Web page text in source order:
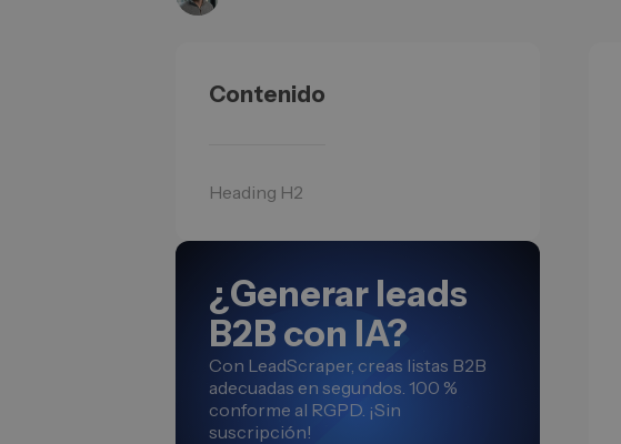
Contenido
Heading H2
¿Generar leads
B2B con IA?
Con LeadScraper, creas listas B2B
adecuadas en segundos. 100 %
conforme al RGPD. ¡Sin
suscripción!